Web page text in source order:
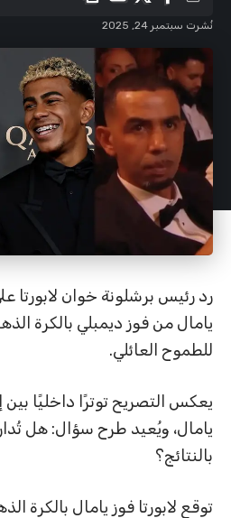
نُشرت سبتمبر 24, 2025
رد رئيس برشلونة خوان لابورتا
يامال من فوز ديمبلي بالكرة
للطموح العائلي.
يعكس التصريح توترًا داخليًا بين
يامال، ويُعيد طرح سؤال: هل
بالنتائج؟
توقع لابورتا فوز يامال بالكرة